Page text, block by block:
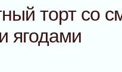
торт со
ягодами